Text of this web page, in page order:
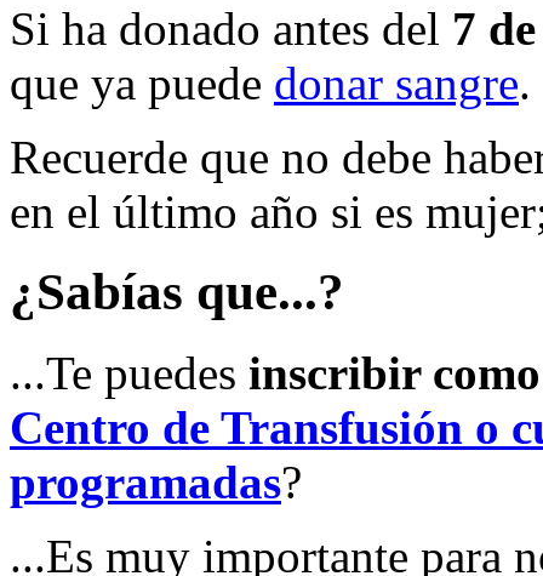
Si ha donado antes del 7
que ya puede donar sangre.
Recuerde que no debe
en el último año si es
¿Sabías que...?
...Te puedes inscribir
Centro de Transfusión o
programadas?
...Es muy importante para